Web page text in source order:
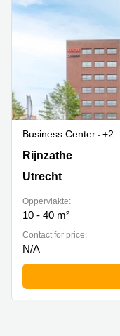
Business Center
+2
Rijnzathe 12 , Utrecht
Rijnzathe
Utrecht
Oppervlakte:
10 - 40 m²
Contact for price:
N/A